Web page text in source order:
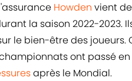
Howden vient
la saison 2022-2023.
le bien-être des joueurs.
ont passé
après le Mondial.